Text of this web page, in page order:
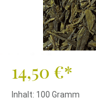
14,50 €*
Inhalt: 100 Gramm